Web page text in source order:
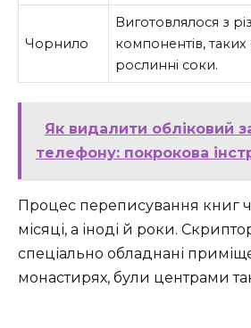
Чорнило
Виготовлялося з
компонентів, таких
рослинні соки.
Як видалити обліковий
телефону: покрокова
Процес переписування книг
місяці, а іноді й роки.
спеціально обладнані
монастирях, були центрами